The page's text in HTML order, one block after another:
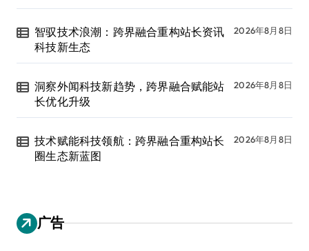
智驭技术浪潮：跨界融合重构站长资讯
科技新生态
2026年8月8日
洞察外闻科技新趋势，跨界融合赋能站
长优化升级
2026年8月8日
技术赋能科技领航：跨界融合重构站长
圈生态新蓝图
2026年8月8日
广告